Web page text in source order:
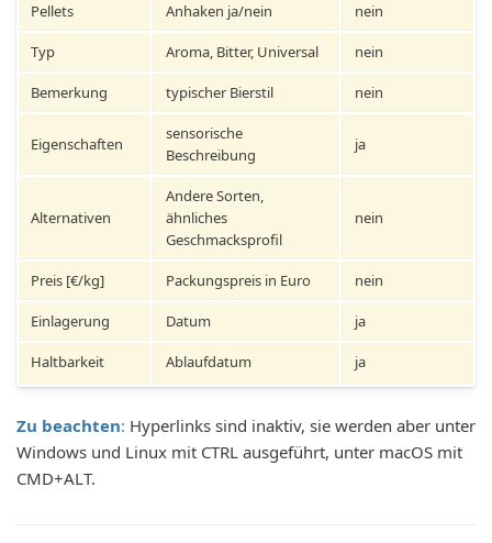
Pellets Anhaken ja/nein nein
Typ Aroma, Bitter, Universal nein
Bemerkung typischer Bierstil nein
Eigenschaften
sensorische
Beschreibung
ja
Alternativen
Andere Sorten,
ähnliches
Geschmacksprofil
nein
Preis [€/kg] Packungspreis in Euro nein
Einlagerung Datum ja
Haltbarkeit Ablaufdatum ja
Zu beachten: Hyperlinks sind inaktiv, sie werden aber unter
Windows und Linux mit CTRL ausgeführt, unter macOS mit
CMD+ALT.